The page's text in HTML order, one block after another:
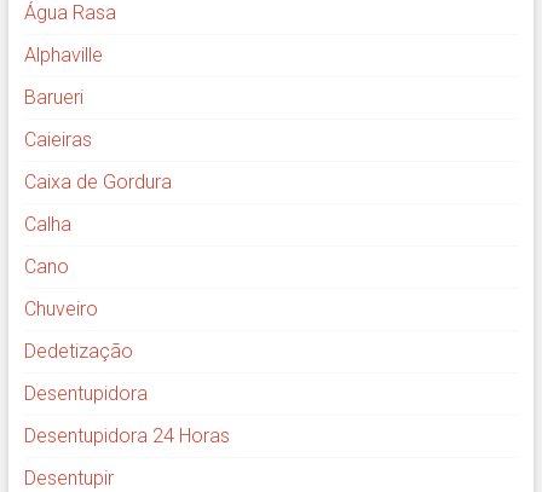
Água Rasa
Alphaville
Barueri
Caieiras
Caixa de Gordura
Calha
Cano
Chuveiro
Dedetização
Desentupidora
Desentupidora 24 Horas
Desentupir